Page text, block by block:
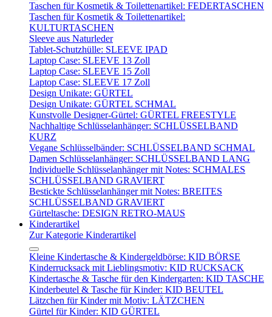
Taschen für Kosmetik & Toilettenartikel: FEDERTASCHEN
Taschen für Kosmetik & Toilettenartikel:
KULTURTASCHEN
Sleeve aus Naturleder
Tablet-Schutzhülle: SLEEVE IPAD
Laptop Case: SLEEVE 13 Zoll
Laptop Case: SLEEVE 15 Zoll
Laptop Case: SLEEVE 17 Zoll
Design Unikate: GÜRTEL
Design Unikate: GÜRTEL SCHMAL
Kunstvolle Designer-Gürtel: GÜRTEL FREESTYLE
Nachhaltige Schlüsselanhänger: SCHLÜSSELBAND
KURZ
Vegane Schlüsselbänder: SCHLÜSSELBAND SCHMAL
Damen Schlüsselanhänger: SCHLÜSSELBAND LANG
Individuelle Schlüsselanhänger mit Notes: SCHMALES
SCHLÜSSELBAND GRAVIERT
Bestickte Schlüsselanhänger mit Notes: BREITES
SCHLÜSSELBAND GRAVIERT
Gürteltasche: DESIGN RETRO-MAUS
Kinderartikel
Zur Kategorie Kinderartikel
Kleine Kindertasche & Kindergeldbörse: KID BÖRSE
Kinderrucksack mit Lieblingsmotiv: KID RUCKSACK
Kindertasche & Tasche für den Kindergarten: KID TASCHE
Kinderbeutel & Tasche für Kinder: KID BEUTEL
Lätzchen für Kinder mit Motiv: LÄTZCHEN
Gürtel für Kinder: KID GÜRTEL